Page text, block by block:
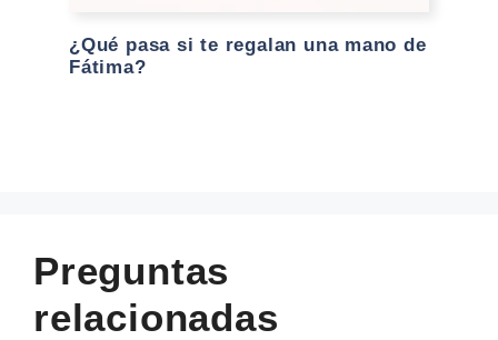
¿Qué pasa si te regalan una mano de
Fátima?
Preguntas
relacionadas